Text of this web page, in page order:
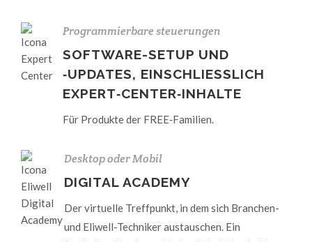
Programmierbare steuerungen
SOFTWARE-SETUP UND
‑UPDATES, EINSCHLIESSLICH
EXPERT‑CENTER‑INHALTE
Für Produkte der FREE‑Familien.
Desktop oder Mobil
DIGITAL ACADEMY
Der virtuelle Treffpunkt, in dem sich Branchen-
und Eliwell-Techniker austauschen. Ein